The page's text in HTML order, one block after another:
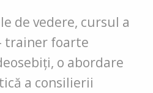
de vedere, cursul a
trainer foarte
o abordare
a consilierii